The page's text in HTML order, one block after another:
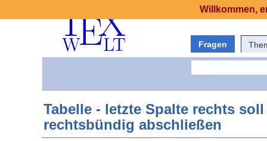
Fragen
Tabelle - letzte Spalte rechts
rechtsbündig abschließen
Willkommen,